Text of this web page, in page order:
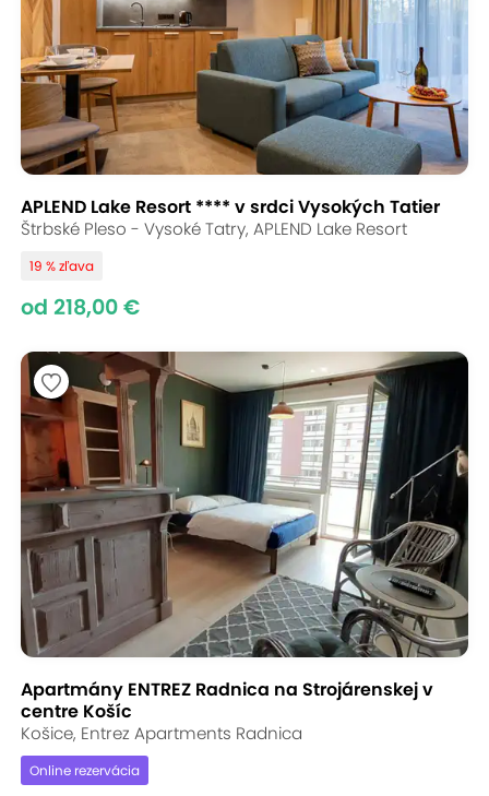
APLEND Lake Resort **** v srdci Vysokých Tatier
Štrbské Pleso - Vysoké Tatry, APLEND Lake Resort
19 % zľava
od 218,00 €
Apartmány ENTREZ Radnica na Strojárenskej v
centre Košíc
Košice, Entrez Apartments Radnica
Online rezervácia